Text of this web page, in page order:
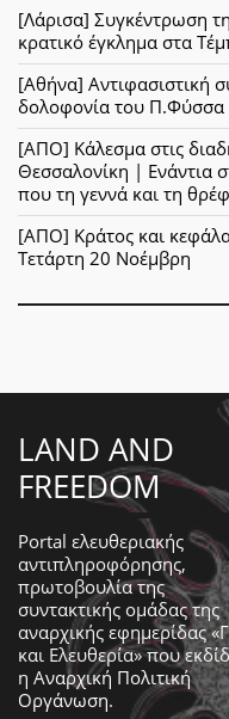
[Λάρισα] Συγκέντρωση
κρατικό έγκλημα στα
[Αθήνα] Αντιφασιστική
δολοφονία του Π.Φύσσα
[ΑΠΟ] Κάλεσμα στις
Θεσσαλονίκη | Ενάντια
που τη γεννά και τη
[ΑΠΟ] Κράτος και
Τετάρτη 20 Νοέμβρη
LAND AND
FREEDOM
Portal ελευθεριακής
αντιπληροφόρησης,
πρωτοβουλία της
συντακτικής ομάδας της
αναρχικής εφημερίδας
και Ελευθερία» που
η Αναρχική Πολιτική
Οργάνωση.